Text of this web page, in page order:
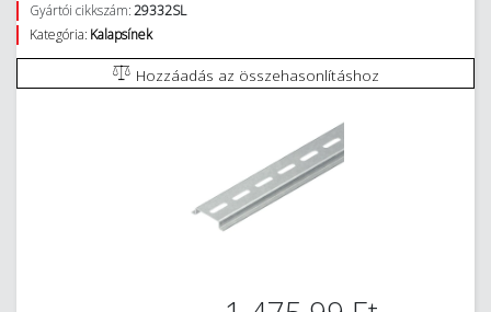
Gyártói cikkszám:29332SL
Kategória: Kalapsínek
Hozzáadás az összehasonlításhoz